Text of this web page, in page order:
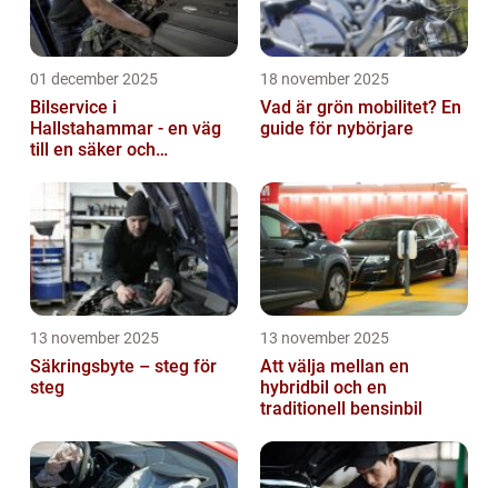
01 december 2025
Bilservice i
Hallstahammar - en väg
till en säker och
18 november 2025
Vad är grön mobilitet? En
guide för nybörjare
13 november 2025
Säkringsbyte – steg för
steg
13 november 2025
Att välja mellan en
hybridbil och en
traditionell bensinbil